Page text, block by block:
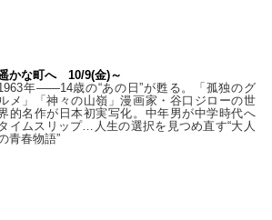
かな町へ 10/9(金)～
年――14歳の“あの日”が甦る。「孤独のグ
ルメ」「神々の山嶺」漫画家・谷口ジローの世
的名作が日本初実写化。中年男が中学時代へ
イムスリップ…人生の選択を見つめ直す“大人
青春物語”